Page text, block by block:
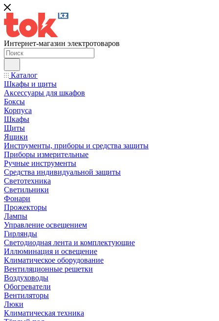
Интернет-магазин электротоваров
Каталог
Шкафы и щиты
Аксессуары для шкафов
Боксы
Корпуса
Шкафы
Щиты
Ящики
Инструменты, приборы и средства защиты
Приборы измерительные
Ручные инструменты
Средства индивидуальной защиты
Светотехника
Светильники
Фонари
Прожекторы
Лампы
Управление освещением
Гирлянды
Светодиодная лента и комплектующие
Иллюминация и освещение
Климатическое оборудование
Вентиляционные решетки
Воздуховоды
Обогреватели
Вентиляторы
Люки
Климатическая техника